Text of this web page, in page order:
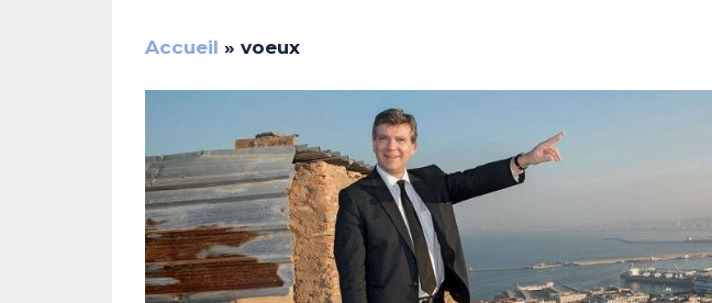
Accueil » voeux